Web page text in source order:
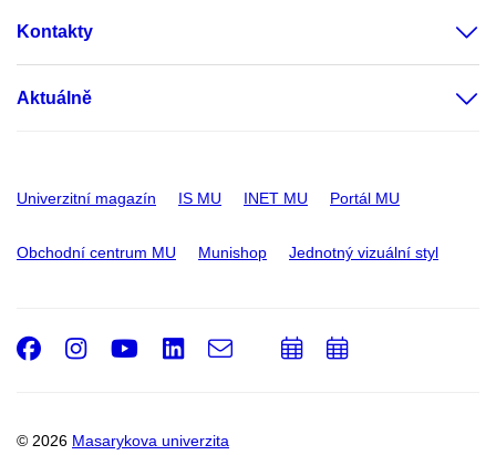
Kontakty
Aktuálně
Univerzitní magazín IS MU INET MU Portál MU
Obchodní centrum MU Munishop Jednotný vizuální styl
© 2026 Masarykova univerzita
Facebook
Instagram
Youtube
LinkedIn
e-
Email
PřidatPřidat